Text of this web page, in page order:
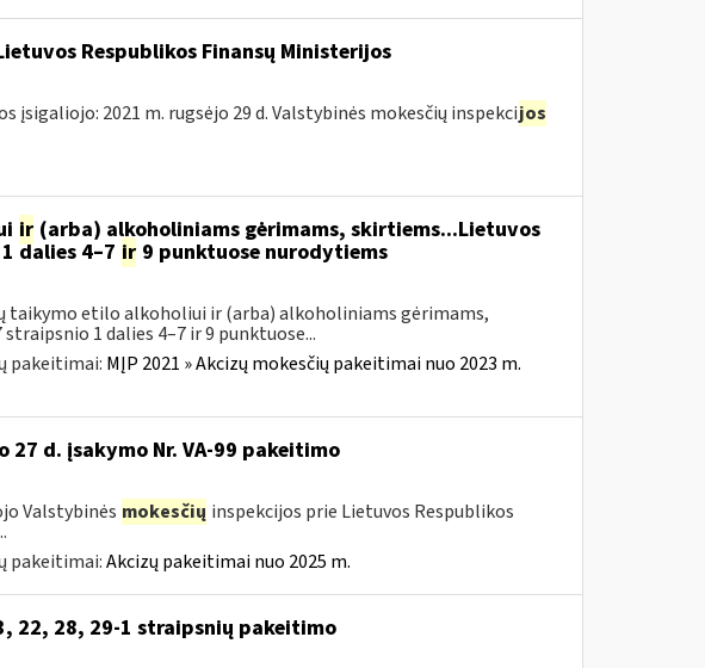
Respublikos Finansų Ministerijos
įsigaliojo: 2021 m. rugsėjo 29 d. Valstybinės mokesčių inspekcijos
ir(arba) alkoholiniams gėrimams, skirtiems...Lietuvos
dalies 4–7 ir9 punktuose nurodytiems
etilo alkoholiui ir (arba) alkoholiniams gėrimams,
1 dalies 4–7 ir 9 punktuose...
pakeitimai: MĮP 2021 » Akcizų mokesčių pakeitimai nuo 2023 m.
27 d. įsakymo Nr. VA-99 pakeitimo
Valstybinės mokesčių inspekcijos prie Lietuvos Respublikos
pakeitimai:Akcizų pakeitimai nuo 2025 m.
22, 28, 29-1 straipsnių pakeitimo